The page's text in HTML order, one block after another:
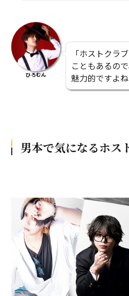
ひろむん
「ホストクラ
こともあるの
魅力的ですよ
男本で気になるホス